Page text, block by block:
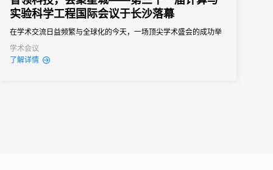
实验科学工程国际会议于长沙落幕
在学术交流日益频繁与全球化的今天，一场顶尖学术盛会的成功举
办，离不开专业细致且富有创新性的服务支持。2025年5月25日至
29日，备受瞩目的第三十一届计算与实验科学工程国际会议在长沙
学术会议
了解详情